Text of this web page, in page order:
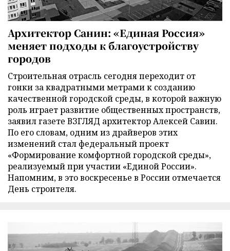
Архитектор Санин: «Единая Россия»
меняет подходы к благоустройству
городов
Строительная отрасль сегодня переходит от
гонки за квадратными метрами к созданию
качественной городской среды, в которой важную
роль играет развитие общественных пространств,
заявил газете ВЗГЛЯД архитектор Алексей Савин.
По его словам, одним из драйверов этих
изменений стал федеральный проект
«Формирование комфортной городской среды»,
реализуемый при участии «Единой России».
Напомним, в это воскресенье в России отмечается
День строителя.